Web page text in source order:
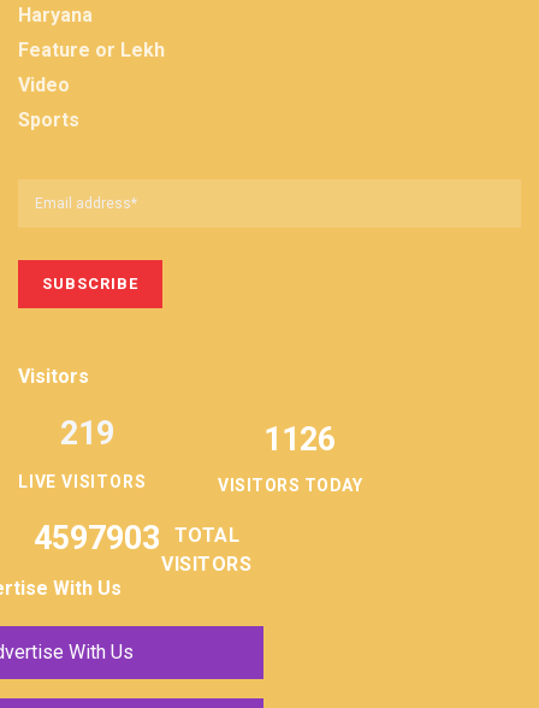
Haryana
Feature or Lekh
Video
Sports
Visitors
LIVE VISITORS
219 1126
VISITORS TODAY
4597903
TOTAL
VISITORS
With Us
With Us